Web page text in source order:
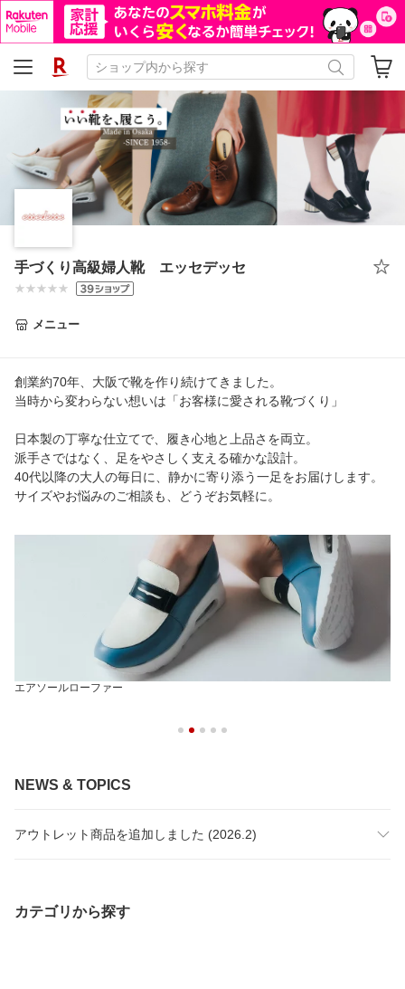
手づくり高級婦人靴 エッセデッセ
メニュー
創業約70年、大阪で靴を作り続けてきました。
当時から変わらない想いは「お客様に愛される靴づくり」
日本製の丁寧な仕立てで、履き心地と上品さを両立。
派手さではなく、足をやさしく支える確かな設計。
40代以降の大人の毎日に、静かに寄り添う一足をお届けします。
サイズやお悩みのご相談も、どうぞお気軽に。
エアソールローファー
NEWS & TOPICS
アウトレット商品を追加しました (2026.2)
カテゴリから探す